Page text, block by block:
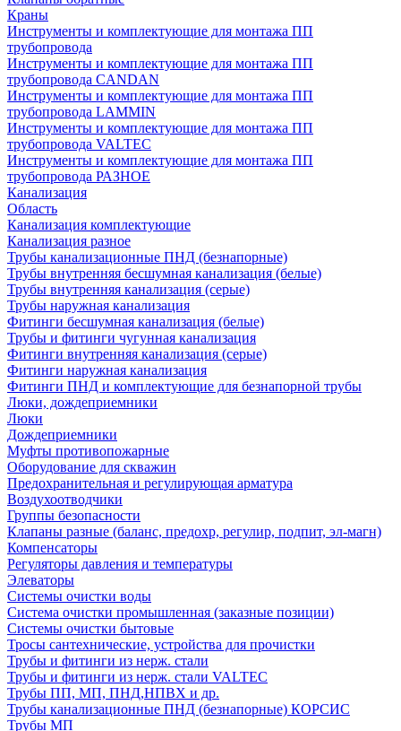
Краны
Инструменты и комплектующие для монтажа ПП
трубопровода
Инструменты и комплектующие для монтажа ПП
трубопровода CANDAN
Инструменты и комплектующие для монтажа ПП
трубопровода LAMMIN
Инструменты и комплектующие для монтажа ПП
трубопровода VALTEC
Инструменты и комплектующие для монтажа ПП
трубопровода РАЗНОЕ
Канализация
Область
Канализация комплектующие
Канализация разное
Трубы канализационные ПНД (безнапорные)
Трубы внутренняя бесшумная канализация (белые)
Трубы внутренняя канализация (серые)
Трубы наружная канализация
Фитинги бесшумная канализация (белые)
Трубы и фитинги чугунная канализация
Фитинги внутренняя канализация (серые)
Фитинги наружная канализация
Фитинги ПНД и комплектующие для безнапорной трубы
Люки, дождеприемники
Люки
Дождеприемники
Муфты противопожарные
Оборудование для скважин
Предохранительная и регулирующая арматура
Воздухоотводчики
Группы безопасности
Клапаны разные (баланс, предохр, регулир, подпит, эл-магн)
Компенсаторы
Регуляторы давления и температуры
Элеваторы
Системы очистки воды
Система очистки промышленная (заказные позиции)
Системы очистки бытовые
Тросы сантехнические, устройства для прочистки
Трубы и фитинги из нерж. стали
Трубы и фитинги из нерж. стали VALTEC
Трубы ПП, МП, ПНД,НПВХ и др.
Трубы канализационные ПНД (безнапорные) КОРСИС
Трубы МП